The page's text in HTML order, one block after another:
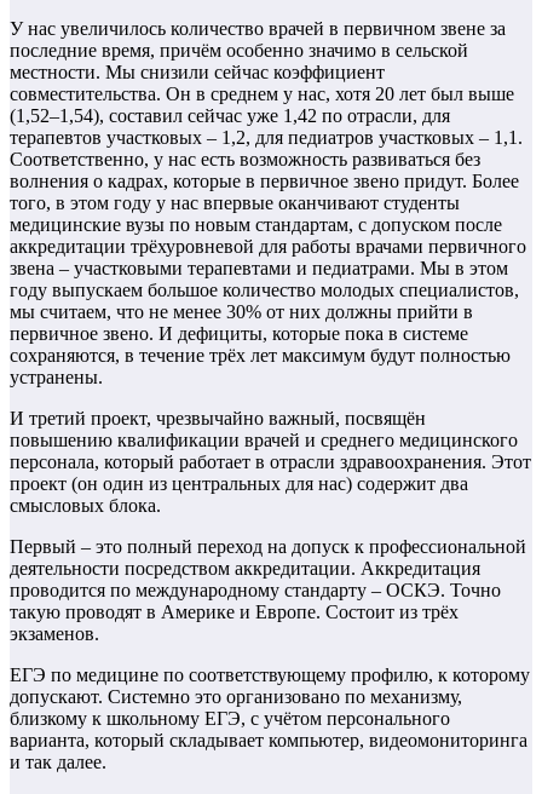
У нас увеличилось количество врачей в первичном звене за
последние время, причём особенно значимо в сельской
местности. Мы снизили сейчас коэффициент
совместительства. Он в среднем у нас, хотя 20 лет был выше
(1,52–1,54), составил сейчас уже 1,42 по отрасли, для
терапевтов участковых – 1,2, для педиатров участковых – 1,1.
Соответственно, у нас есть возможность развиваться без
волнения о кадрах, которые в первичное звено придут. Более
того, в этом году у нас впервые оканчивают студенты
медицинские вузы по новым стандартам, с допуском после
аккредитации трёхуровневой для работы врачами первичного
звена – участковыми терапевтами и педиатрами. Мы в этом
году выпускаем большое количество молодых специалистов,
мы считаем, что не менее 30% от них должны прийти в
первичное звено. И дефициты, которые пока в системе
сохраняются, в течение трёх лет максимум будут полностью
устранены.
И третий проект, чрезвычайно важный, посвящён
повышению квалификации врачей и среднего медицинского
персонала, который работает в отрасли здравоохранения. Этот
проект (он один из центральных для нас) содержит два
смысловых блока.
Первый – это полный переход на допуск к профессиональной
деятельности посредством аккредитации. Аккредитация
проводится по международному стандарту – ОСКЭ. Точно
такую проводят в Америке и Европе. Состоит из трёх
экзаменов.
ЕГЭ по медицине по соответствующему профилю, к которому
допускают. Системно это организовано по механизму,
близкому к школьному ЕГЭ, с учётом персонального
варианта, который складывает компьютер, видеомониторинга
и так далее.